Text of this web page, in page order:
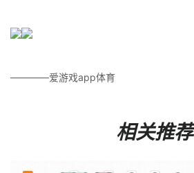
————爱游戏app体育
相关推荐